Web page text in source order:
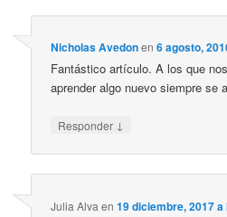
Nicholas Avedonen6 agosto,
Fantástico artículo. A los que
aprender algo nuevo siempre se
Responder ↓
Julia Alva en19 diciembre, 2017 a